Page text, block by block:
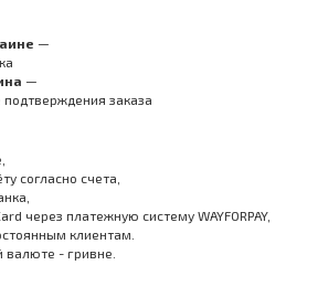
—
—
заказа
согласно счета,
через платежную систему WAYFORPAY,
клиентам.
валюте - гривне.